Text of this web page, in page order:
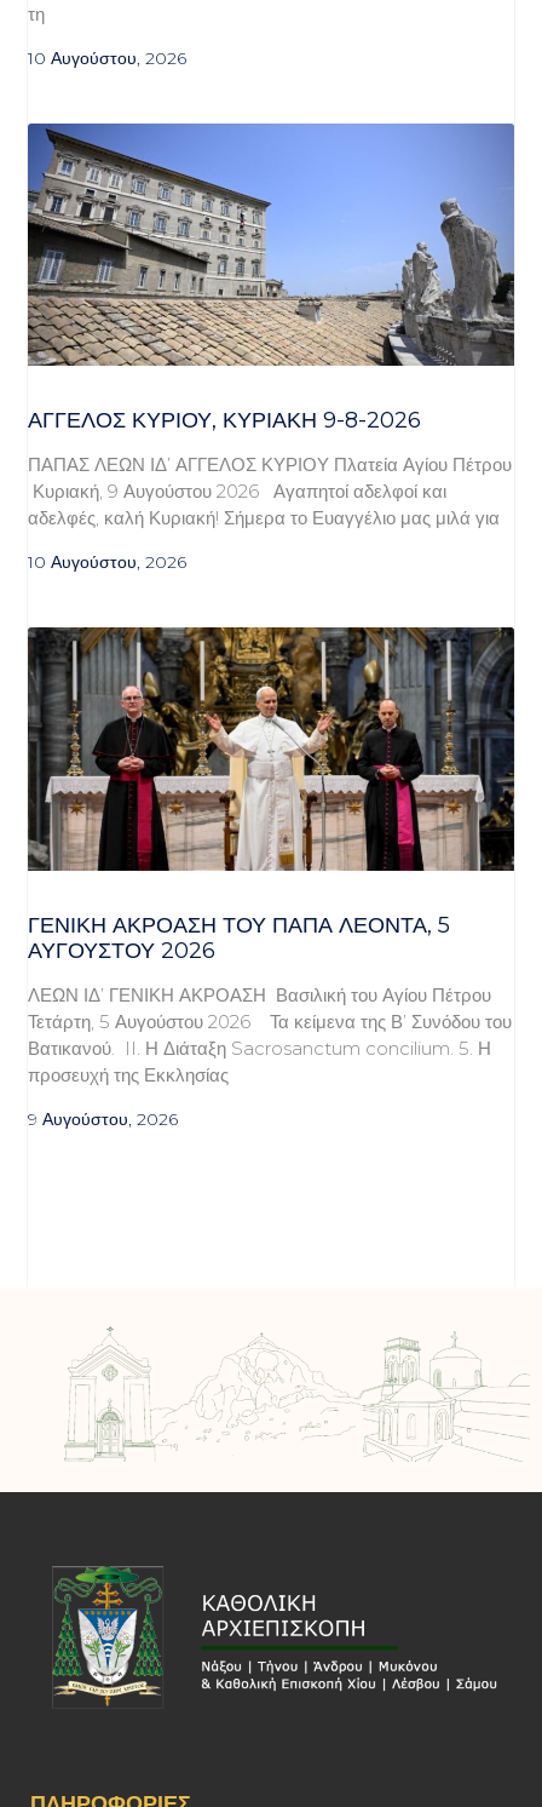
τη
10 Αυγούστου, 2026
ΆΓΓΕΛΟΣ ΚΥΡΊΟΥ, ΚΥΡΙΑΚΉ 9-8-2026
ΠΑΠΑΣ ΛΕΩΝ ΙΔ’ ΑΓΓΕΛΟΣ ΚΥΡΙΟΥ Πλατεία Αγίου Πέτρου
Κυριακή, 9 Αυγούστου 2026 Αγαπητοί αδελφοί και
αδελφές, καλή Κυριακή! Σήμερα το Ευαγγέλιο μας μιλά για
10 Αυγούστου, 2026
ΓΕΝΙΚΉ ΑΚΡΌΑΣΗ ΤΟΥ ΠΆΠΑ ΛΈΟΝΤΑ, 5
ΑΥΓΟΎΣΤΟΥ 2026
ΛΕΩΝ ΙΔ’ ΓΕΝΙΚΗ ΑΚΡΟΑΣΗ Βασιλική του Αγίου Πέτρου
Τετάρτη, 5 Αυγούστου 2026 Τα κείμενα της Β’ Συνόδου του
Βατικανού. II. Η Διάταξη Sacrosanctum concilium. 5. Η
προσευχή της Εκκλησίας
9 Αυγούστου, 2026